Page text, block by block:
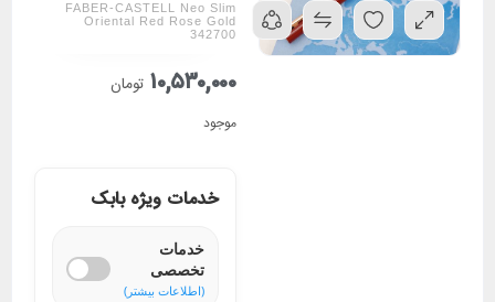
FABER-CASTELL Neo Slim
Oriental Red Rose Gold
342700
۱۰,۵۳۰,۰۰۰ تومان
موجود
خدمات ویژه بابک
خدمات
تخصصی
(اطلاعات بیشتر)